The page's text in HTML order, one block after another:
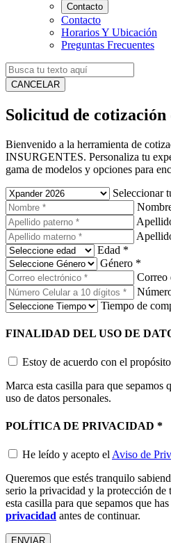
Contacto
Contacto
Horarios Y Ubicación
Preguntas Frecuentes
CANCELAR
Solicitud de cotización
Bienvenido a la herramienta de
INSURGENTES. Personaliza tu
gama de modelos y opciones para
Seleccionar
Edad *
Género *
Correo
Tiempo de
FINALIDAD DEL USO DE
Estoy de acuerdo con el
Marca esta casilla para que sepamos
uso de datos personales.
POLÍTICA DE PRIVACIDAD *
He leído y acepto el Aviso de
Queremos que estés tranquilo
serio la privacidad y la protección
esta casilla para que sepamos que
privacidad antes de continuar.